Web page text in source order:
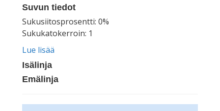
Suvun tiedot
Sukusiitosprosentti: 0%
Sukukatokerroin: 1
Lue lisää
Isälinja
Emälinja